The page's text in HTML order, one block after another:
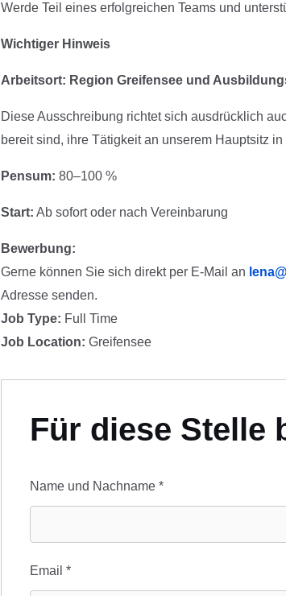
Werde Teil eines erfolgreichen Teams und
Wichtiger Hinweis
Arbeitsort: Region Greifensee und
Diese Ausschreibung richtet sich ausdrücklich
bereit sind, ihre Tätigkeit an unserem Hauptsitz
Pensum: 80–100 %
Start: Ab sofort oder nach Vereinbarung
Bewerbung:
Gerne können Sie sich direkt per E-Mail an
Adresse senden.
Job Type: Full Time
Job Location: Greifensee
Für diese Stelle
Name und Nachname *
Email *